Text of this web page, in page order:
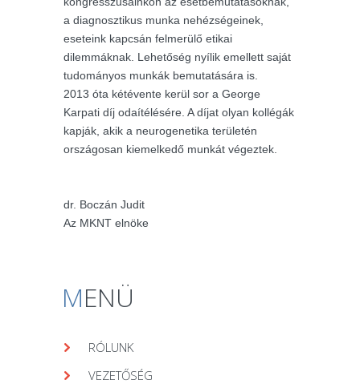
a diagnosztikus munka nehézségeinek,
eseteink kapcsán felmerülő etikai
dilemmáknak. Lehetőség nyílik emellett saját
tudományos munkák bemutatására is.
2013 óta kétévente kerül sor a George
Karpati díj odaítélésére. A díjat olyan kollégák
kapják, akik a neurogenetika területén
országosan kiemelkedő munkát végeztek.
dr. Boczán Judit
Az MKNT elnöke
MENÜ
RÓLUNK
VEZETŐSÉG